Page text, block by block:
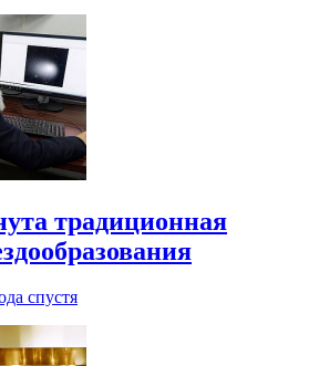
традиционная
спустя